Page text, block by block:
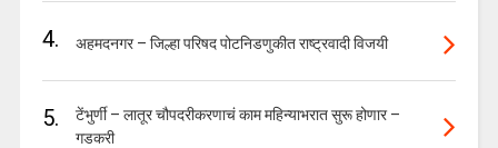
4. अहमदनगर – जिल्हा परिषद पोटनिडणुकीत राष्ट्रवादी विजयी
5.
टेंभुर्णी – लातूर चौपदरीकरणाचं काम महिन्याभरात सुरू होणार –
गडकरी